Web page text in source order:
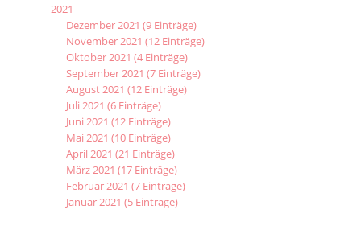
2021
Dezember 2021 (9 Einträge)
November 2021 (12 Einträge)
Oktober 2021 (4 Einträge)
September 2021 (7 Einträge)
August 2021 (12 Einträge)
Juli 2021 (6 Einträge)
Juni 2021 (12 Einträge)
Mai 2021 (10 Einträge)
April 2021 (21 Einträge)
März 2021 (17 Einträge)
Februar 2021 (7 Einträge)
Januar 2021 (5 Einträge)